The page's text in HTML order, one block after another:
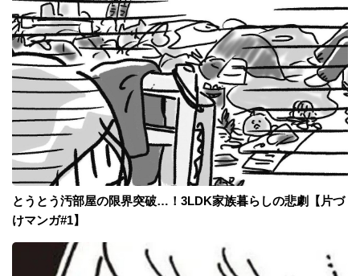
とうとう汚部屋の限界突破…！3LDK家族暮らしの悲劇【片づ
けマンガ#1】